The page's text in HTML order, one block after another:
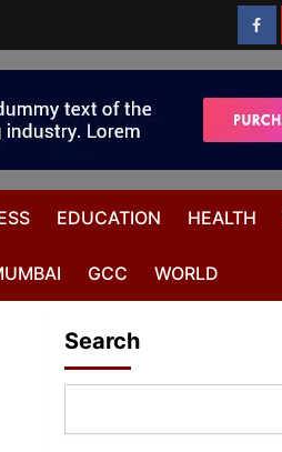
EDUCATION HEALTH
GCC WORLD
Search